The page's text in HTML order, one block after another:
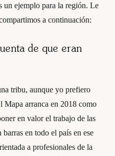
un ejemplo para la región. Le
a continuación:
de que eran
tribu, aunque yo prefiero
Mapa arranca en 2018 como
en valor el trabajo de las
en todo el país en ese
a profesionales de la